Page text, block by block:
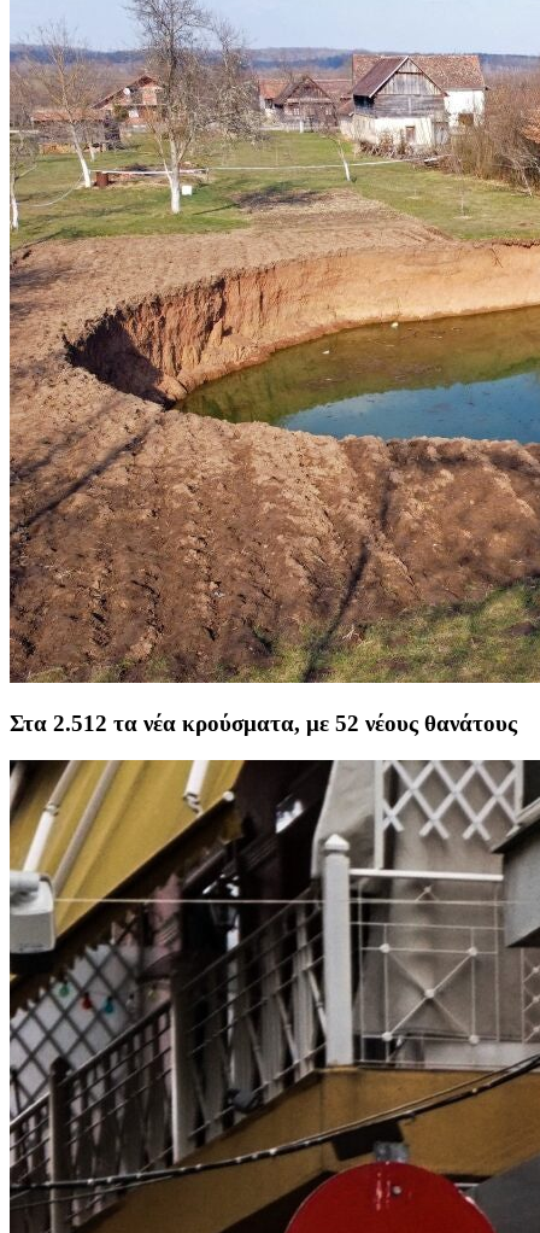
Στα 2.512 τα νέα κρούσματα, με 52 νέους θανάτους